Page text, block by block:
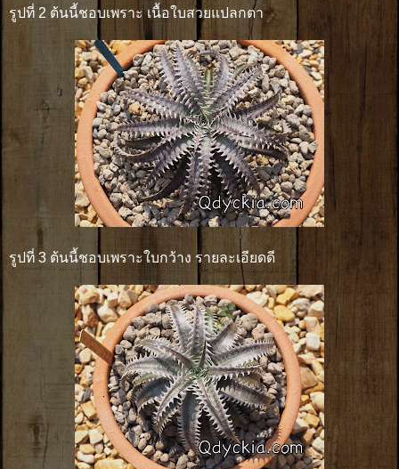
รูปที่ 2 ต้นนี้ชอบเพราะ เนื้อใบสวยแปลกตา
รูปที่ 3 ต้นนี้ชอบเพราะใบกว้าง รายละเอียดดี